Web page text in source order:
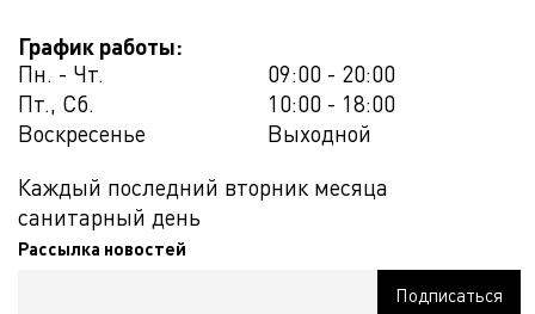
График работы:
Пн. - Чт.
09:00 - 20:00
Пт., Сб.
10:00 - 18:00
Воскресенье
Выходной
Каждый последний вторник месяца
санитарный день
Рассылка новостей